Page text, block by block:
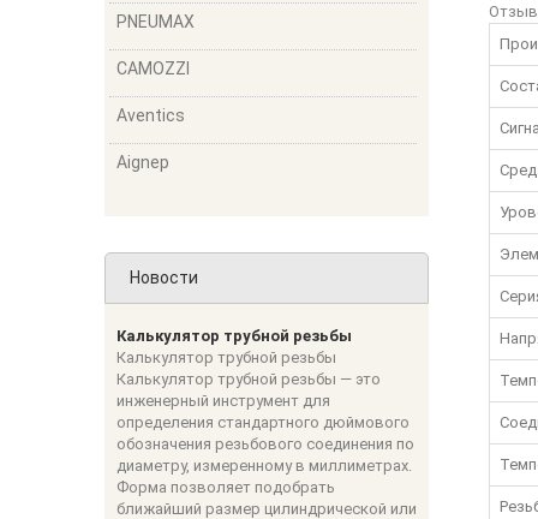
PNEUMAX
CAMOZZI
Aventics
Aignep
Новости
Калькулятор трубной резьбы
Калькулятор трубной резьбы
Калькулятор трубной резьбы — это
инженерный инструмент для
определения стандартного дюймового
обозначения резьбового соединения по
диаметру, измеренному в миллиметрах.
Форма позволяет подобрать
ближайший размер цилиндрической или